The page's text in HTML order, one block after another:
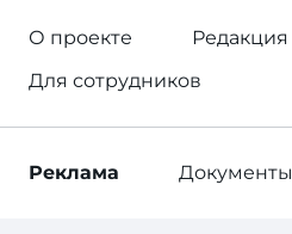
О проекте
Редакция
Для сотрудников
Реклама Документы